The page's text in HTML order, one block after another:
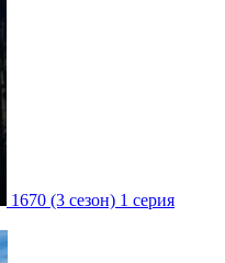
1670 (3 сезон) 1 серия